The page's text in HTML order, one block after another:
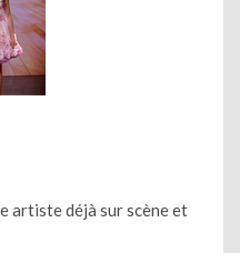
artiste déjà sur scène et